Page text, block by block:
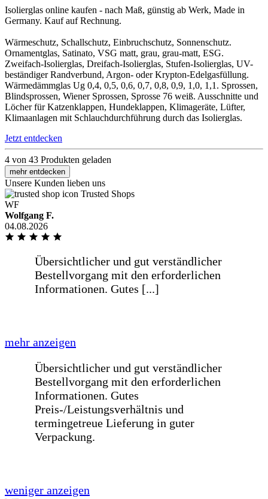
Isolierglas online kaufen - nach Maß, günstig ab Werk, Made in
Germany. Kauf auf Rechnung.
Wärmeschutz, Schallschutz, Einbruchschutz, Sonnenschutz.
Ornamentglas, Satinato, VSG matt, grau, grau-matt, ESG.
Zweifach-Isolierglas, Dreifach-Isolierglas, Stufen-Isolierglas, UV-
beständiger Randverbund, Argon- oder Krypton-Edelgasfüllung.
Wärmedämmglas Ug 0,4, 0,5, 0,6, 0,7, 0,8, 0,9, 1,0, 1,1. Sprossen,
Blindsprossen, Wiener Sprossen, Sprosse 76 weiß. Ausschnitte und
Löcher für Katzenklappen, Hundeklappen, Klimageräte, Lüfter,
Klimaanlagen mit Schlauchdurchführung durch das Isolierglas.
Jetzt entdecken
4 von 43 Produkten geladen
mehr entdecken
Loading...
Unsere Kunden lieben uns
Trusted Shops
WF
Wolfgang F.
04.08.2026
weniger anzeigen
Alles sehr gut abgelaufen, Bis auf die
Verpackung der Gläser. Es war keinerlei
Folie auf den Glasplatten, [...]
mehr anzeigen
Alles sehr gut abgelaufen, Bis auf die
Verpackung der Gläser. Es war keinerlei
Folie auf den Glasplatten, und dies fand
ich ein bisschen gewagt.
weniger anzeigen
Prompte einwandfreie preiswerte
Lieferung